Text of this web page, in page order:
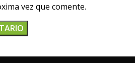
vez que comente.